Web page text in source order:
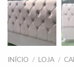
INÍCIO / LOJA /